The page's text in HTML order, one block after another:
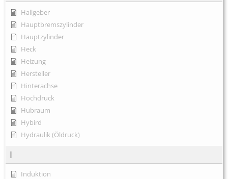
Hallgeber
Hauptbremszylinder
Hauptzylinder
Heck
Heizung
Hersteller
Hinterachse
Hochdruck
Hubraum
Hybird
Hydraulik (Öldruck)
I
Induktion